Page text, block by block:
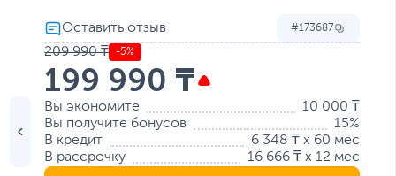
173687
209 990 ₸ -5%
199 990 ₸
Вы экономите
10 000 ₸
Вы получите бонусов
15%
В кредит
6 348 ₸ x 60 мес
В рассрочку
16 666 ₸ x 12 мес